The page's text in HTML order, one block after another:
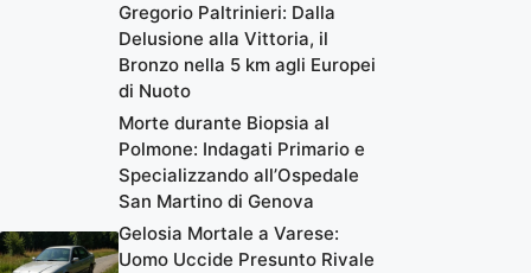
Gregorio Paltrinieri: Dalla
Delusione alla Vittoria, il
Bronzo nella 5 km agli Europei
di Nuoto
Morte durante Biopsia al
Polmone: Indagati Primario e
Specializzando all’Ospedale
San Martino di Genova
Gelosia Mortale a Varese:
Uomo Uccide Presunto Rivale